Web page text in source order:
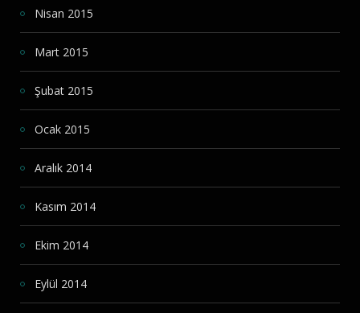
Nisan 2015
Mart 2015
Şubat 2015
Ocak 2015
Aralık 2014
Kasım 2014
Ekim 2014
Eylül 2014